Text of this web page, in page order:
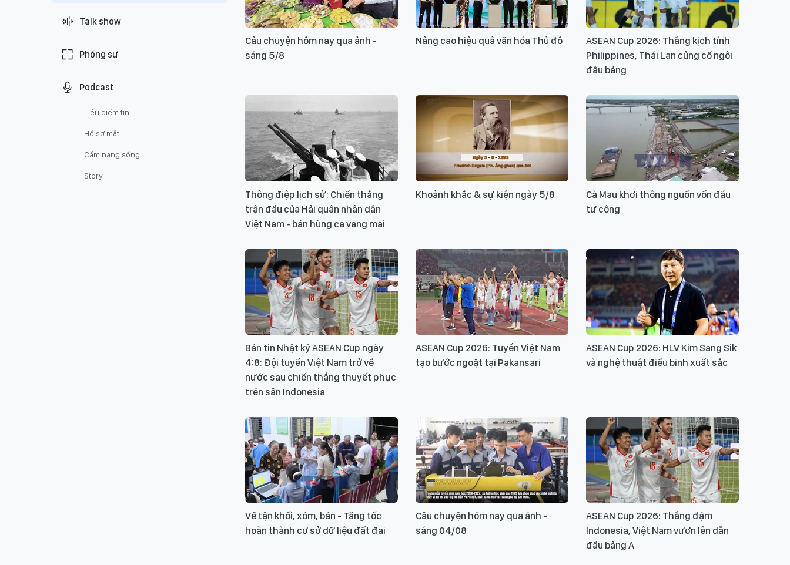
Xin vui lòng gõ tiếng Việt có dấu GỬI BÌNH LUẬN
Talk show
Phóng sự
Podcast
Tiêu điểm tin
Hồ sơ mật
Cẩm nang sống
Story
Câu chuyện hôm nay qua ảnh -
sáng 5/8
Nâng cao hiệu quả văn hóa Thủ đô
ASEAN Cup 2026: Thắng kịch tính
Philippines, Thái Lan củng cố ngôi
đầu bảng
Thông điệp lịch sử: Chiến thắng
trận đầu của Hải quân nhân dân
Việt Nam - bản hùng ca vang mãi
Khoảnh khắc & sự kiện ngày 5/8
Cà Mau khơi thông nguồn vốn đầu
tư công
Bản tin Nhật ký ASEAN Cup ngày
4:8: Đội tuyển Việt Nam trở về
nước sau chiến thắng thuyết phục
trên sân Indonesia
ASEAN Cup 2026: Tuyển Việt Nam
tạo bước ngoặt tại Pakansari
ASEAN Cup 2026: HLV Kim Sang Sik
và nghệ thuật điều binh xuất sắc
Về tận khối, xóm, bản - Tăng tốc
hoàn thành cơ sở dữ liệu đất đai
Câu chuyện hôm nay qua ảnh -
sáng 04/08
ASEAN Cup 2026: Thắng đậm
Indonesia, Việt Nam vươn lên dẫn
đầu bảng A